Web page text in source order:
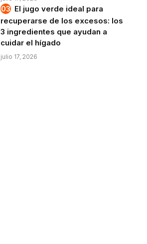
El jugo verde ideal para
recuperarse de los excesos: los
3 ingredientes que ayudan a
cuidar el hígado
julio 17, 2026